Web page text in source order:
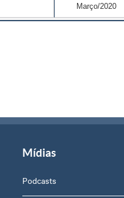
Março/2020
Mídias
Podcasts